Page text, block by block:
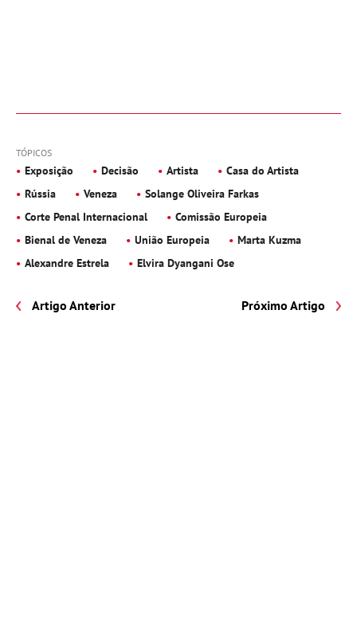
TÓPICOS
Exposição Decisão Artista
Casa do Artista
Rússia
Veneza
Solange Oliveira Farkas
Corte Penal Internacional
Comissão Europeia
Bienal de Veneza
União Europeia
Marta Kuzma
Alexandre Estrela
Elvira Dyangani Ose
Artigo Anterior Próximo Artigo